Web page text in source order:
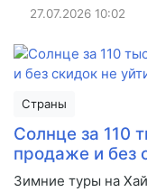
27.07.2026 10:02
Страны
Солнце за 110
продаже и без
Зимние туры на